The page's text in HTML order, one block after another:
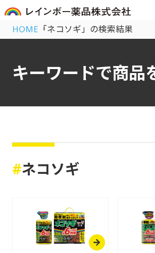
HOME 「ネコソギ」の検索結果
キーワードで商品
#ネコソギ